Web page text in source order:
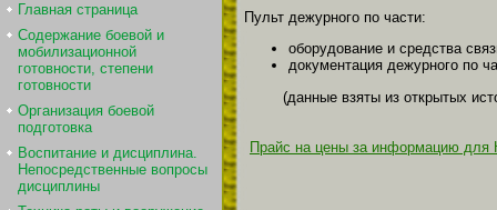
Главная страница
Содержание боевой и
мобилизационной
готовности, степени
готовности
Организация боевой
подготовка
Воспитание и дисциплина.
Непосредственные вопросы
дисциплины
Пульт дежурного по части:
оборудование и средства
документация дежурного по
(данные взяты из открытых
Прайс на цены за информацию для